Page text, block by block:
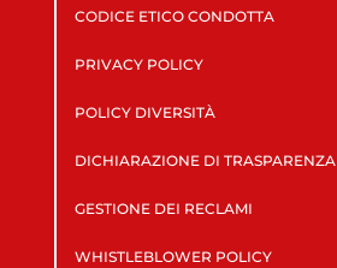
CODICE ETICO CONDOTTA
PRIVACY POLICY
POLICY DIVERSITÀ
DICHIARAZIONE DI TRASPARENZA
GESTIONE DEI RECLAMI
WHISTLEBLOWER POLICY